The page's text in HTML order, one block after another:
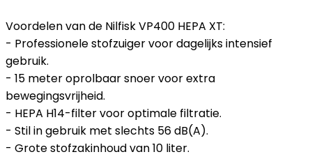
Voordelen van de Nilfisk VP400 HEPA XT:
- Professionele stofzuiger voor dagelijks intensief
gebruik.
- 15 meter oprolbaar snoer voor extra
bewegingsvrijheid.
- HEPA H14-filter voor optimale filtratie.
- Stil in gebruik met slechts 56 dB(A).
- Grote stofzakinhoud van 10 liter.